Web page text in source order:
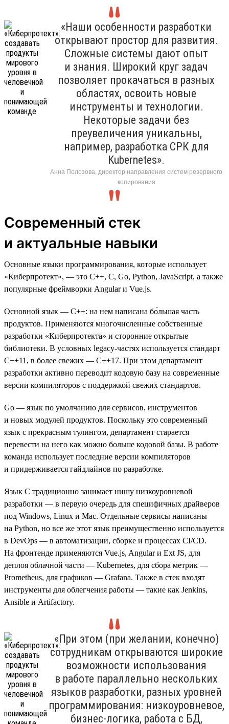
«Наши особенности разработки
открывают простор для развития.
Сложные системы дают опыт
и знания. Широкий круг задач
позволяет прокачаться в разных
областях, освоить новые
инструменты и технологии.
Некоторые задачи без
преувеличения уникальны,
например, разработка СРК для
Kubernetes».
Анна Полозова, директор направления систем резервного
копирования
Современный стек
и актуальные навыки
Основные языки программирования, которые использует
«Киберпротект», — это C++, C, Go, Python, JavaScript, а также
популярные фреймворки Angular и Vue.js.
Основной язык — C++: на нем написана бо́льшая часть
продуктов. Применяются многочисленные собственные
разработки «Киберпротекта» и сторонние открытые
библиотеки. В условных legacy-частях используется стандарт
C++11, в более свежих — С++17. При этом департамент
разработки активно переводит кодовую базу на современные
версии компиляторов с поддержкой свежих стандартов.
Go — язык по умолчанию для сервисов, инструментов
и новых модулей продуктов. Поскольку это современный
язык с прекрасным тулингом, департамент старается
перевести на него как можно больше кодовой базы. В работе
команда использует последние версии компиляторов
и придерживается гайдлайнов по разработке.
Язык C традиционно занимает нишу низкоуровневой
разработки — в первую очередь для специфичных драйверов
под Windows, Linux и Mac. Отдельные сервисы написаны
на Python, но все же этот язык преимущественно используется
в DevOps — в автоматизации, сборке и процессах CI/CD.
На фронтенде применяются Vue.js, Angular и Ext JS, для
деплоя облачной части — Kubernetes, для сбора метрик —
Prometheus, для графиков — Grafana. Также в стек входят
инструменты для облегчения работы — такие как Jenkins,
Ansible и Artifactory.
«При этом (при желании, конечно)
сотрудникам открываются широкие
возможности использования
в работе параллельно нескольких
языков разработки, разных уровней
программирования: низкоуровневое,
бизнес-логика, работа с БД,